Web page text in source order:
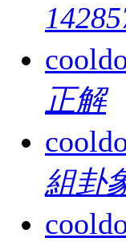
正解
組卦